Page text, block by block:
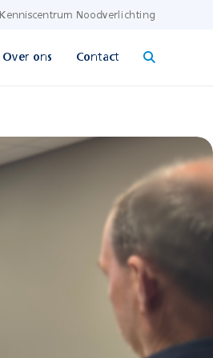
Kenniscentrum Noodverlichting
Over ons Contact